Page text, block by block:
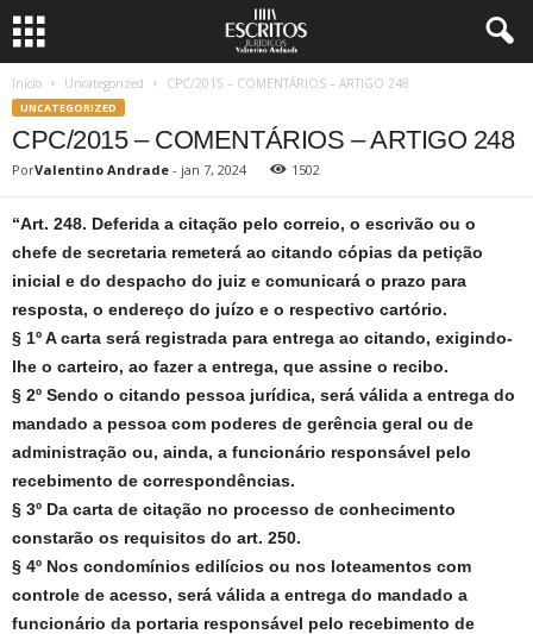
Início Uncategorized CPC/2015 – COMENTÁRIOS – ARTIGO 248
UNCATEGORIZED
CPC/2015 – COMENTÁRIOS – ARTIGO 248
PorValentino Andrade - jan 7, 2024 1502
“Art. 248. Deferida a citação pelo correio, o escrivão ou o
chefe de secretaria remeterá ao citando cópias da petição
inicial e do despacho do juiz e comunicará o prazo para
resposta, o endereço do juízo e o respectivo cartório.
§ 1º A carta será registrada para entrega ao citando, exigindo-
lhe o carteiro, ao fazer a entrega, que assine o recibo.
§ 2º Sendo o citando pessoa jurídica, será válida a entrega do
mandado a pessoa com poderes de gerência geral ou de
administração ou, ainda, a funcionário responsável pelo
recebimento de correspondências.
§ 3º Da carta de citação no processo de conhecimento
constarão os requisitos do art. 250.
§ 4º Nos condomínios edilícios ou nos loteamentos com
controle de acesso, será válida a entrega do mandado a
funcionário da portaria responsável pelo recebimento de